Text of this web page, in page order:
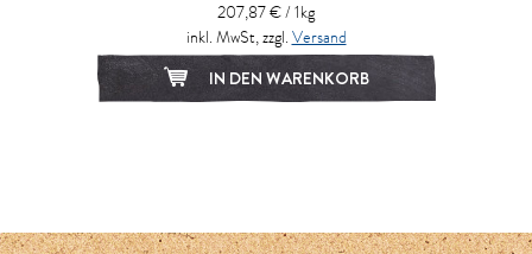
207,87 € / 1kg
inkl. MwSt, zzgl. Versand
IN DEN WARENKORB